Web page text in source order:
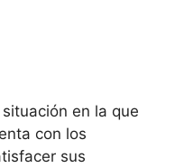
en la que
con los
sus